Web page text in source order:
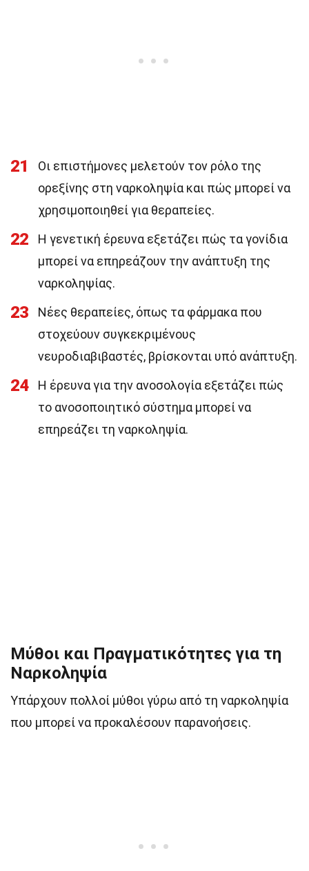
21
Οι επιστήμονες μελετούν τον ρόλο της
ορεξίνης στη ναρκοληψία και πώς μπορεί να
χρησιμοποιηθεί για θεραπείες.
22
Η γενετική έρευνα εξετάζει πώς τα γονίδια
μπορεί να επηρεάζουν την ανάπτυξη της
ναρκοληψίας.
23
Νέες θεραπείες, όπως τα φάρμακα που
στοχεύουν συγκεκριμένους
νευροδιαβιβαστές, βρίσκονται υπό ανάπτυξη.
24
Η έρευνα για την ανοσολογία εξετάζει πώς
το ανοσοποιητικό σύστημα μπορεί να
επηρεάζει τη ναρκοληψία.
Μύθοι και Πραγματικότητες για τη
Ναρκοληψία
Υπάρχουν πολλοί μύθοι γύρω από τη ναρκοληψία
που μπορεί να προκαλέσουν παρανοήσεις.